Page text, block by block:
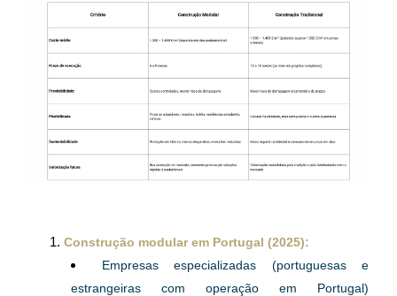
Construção modular em Portugal (2025):
Empresas especializadas (portuguesas e
estrangeiras com operação em Portugal)